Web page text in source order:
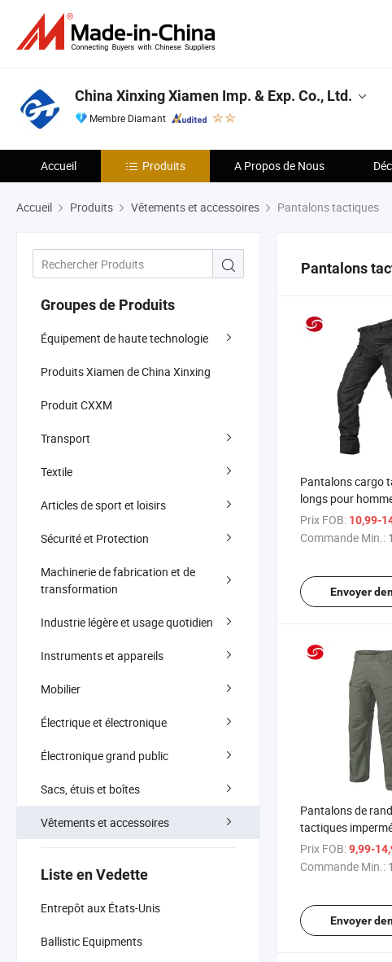
China Xinxing Xiamen Imp. & Exp. Co., Ltd.
Membre Diamant
Accueil Produits A Propos de Nous
Accueil Produits Vêtements et accessoires Pantalons tactiques
Groupes de Produits
Équipement de haute technologie
Produits Xiamen de China Xinxing
Produit CXXM
Transport
Textile
Articles de sport et loisirs
Sécurité et Protection
Machinerie de fabrication et de
transformation
Industrie légère et usage quotidien
Instruments et appareils
Mobilier
Électrique et électronique
Électronique grand public
Sacs, étuis et boîtes
Vêtements et accessoires
Liste en Vedette
Entrepôt aux États-Unis
Ballistic Equipments
Pantalons
Pantalons cargo
longs pour
Prix FOB: 10,99-
Commande Min.:
Envoyer
Pantalons de
tactiques
l'extérieur
Prix FOB:9,99-
Commande Min.:
Envoyer